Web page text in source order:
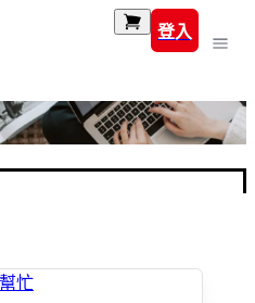
登入
忙